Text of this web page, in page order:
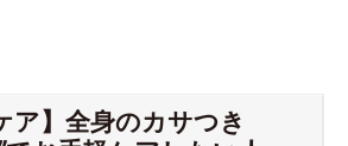
ア】全身のカサつき